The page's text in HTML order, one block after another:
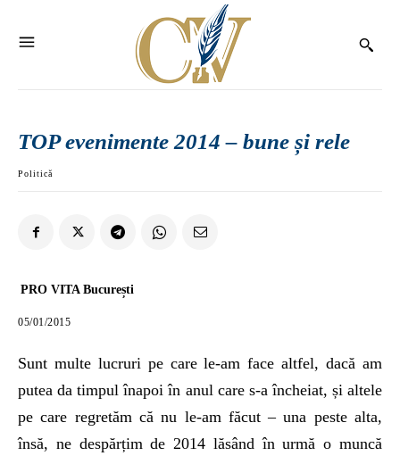
TOP evenimente 2014 – bune și rele
Politică
PRO VITA București
05/01/2015
Sunt multe lucruri pe care le-am face altfel, dacă am
putea da timpul înapoi în anul care s-a încheiat, și altele
pe care regretăm că nu le-am făcut – una peste alta,
însă, ne despărțim de 2014 lăsând în urmă o muncă